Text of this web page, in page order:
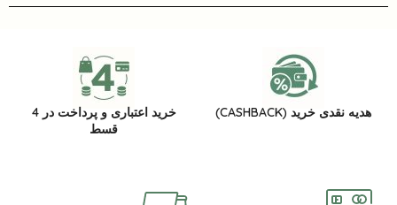
هدیه نقدی خرید (CASHBACK)
خرید اعتباری و پرداخت در 4
قسط